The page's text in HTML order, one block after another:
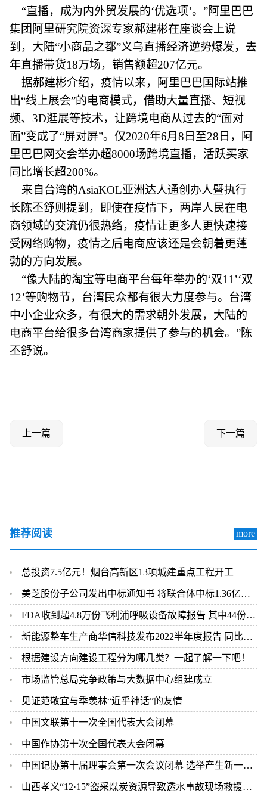
“直播，成为内外贸发展的‘优选项’。”阿里巴巴
集团阿里研究院资深专家郝建彬在座谈会上说
到，大陆“小商品之都”义乌直播经济逆势爆发，去
年直播带货18万场，销售额超207亿元。
据郝建彬介绍，疫情以来，阿里巴巴国际站推
出“线上展会”的电商模式，借助大量直播、短视
频、3D逛展等技术，让跨境电商从过去的“面对
面”变成了“屏对屏”。仅2020年6月8日至28日，阿
里巴巴网交会举办超8000场跨境直播，活跃买家
同比增长超200%。
来自台湾的AsiaKOL亚洲达人通创办人暨执行
长陈丕舒则提到，即使在疫情下，两岸人民在电
商领域的交流仍很热络，疫情让更多人更快速接
受网络购物，疫情之后电商应该还是会朝着更蓬
勃的方向发展。
“像大陆的淘宝等电商平台每年举办的‘双11’‘双
12’等购物节，台湾民众都有很大力度参与。台湾
中小企业众多，有很大的需求朝外发展，大陆的
电商平台给很多台湾商家提供了参与的机会。”陈
丕舒说。
上一篇 下一篇
推荐阅读 more
总投资7.5亿元！烟台高新区13项城建重点工程开工
美芝股份子公司发出中标通知书 将联合体中标1.36亿元总承包项目
FDA收到超4.8万份飞利浦呼吸设备故障报告 其中44份死亡案例
新能源整车生产商华信科技发布2022半年度报告 同比下滑2.92%
根据建设方向建设工程分为哪几类？一起了解一下吧！
市场监管总局竞争政策与大数据中心组建成立
见证范敬宜与季羡林“近乎神话”的友情
中国文联第十一次全国代表大会闭幕
中国作协第十次全国代表大会闭幕
中国记协第十届理事会第一次会议闭幕 选举产生新一届中国记协领导机构
山西孝义“12·15”盗采煤炭资源导致透水事故现场救援结束 2人遇难